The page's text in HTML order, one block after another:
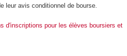
leur avis conditionnel de bourse.
d'inscriptions pour les élèves boursiers et